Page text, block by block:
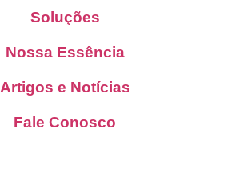
Soluções
Nossa Essência
Artigos e Notícias
Fale Conosco